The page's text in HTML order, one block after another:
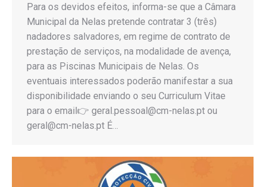
Para os devidos efeitos, informa-se que a Câmara
Municipal da Nelas pretende contratar 3 (três)
nadadores salvadores, em regime de contrato de
prestação de serviços, na modalidade de avença,
para as Piscinas Municipais de Nelas. Os
eventuais interessados poderão manifestar a sua
disponibilidade enviando o seu Curriculum Vitae
para o email👉 geral.pessoal@cm-nelas.pt ou
geral@cm-nelas.pt É…